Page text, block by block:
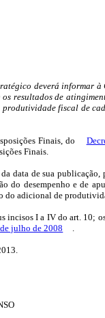
deverá informar
resultados de
fiscal de
Finais, do
Finais.
data de sua
do desempenho e de
do adicional de
incisos I a IV do art. 10;
julho de 2008 .